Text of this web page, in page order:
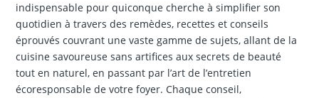
indispensable pour quiconque cherche à simplifier son
quotidien à travers des remèdes, recettes et conseils
éprouvés couvrant une vaste gamme de sujets, allant de la
cuisine savoureuse sans artifices aux secrets de beauté
tout en naturel, en passant par l’art de l’entretien
écoresponsable de votre foyer. Chaque conseil,